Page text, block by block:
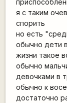
я с таким
спорить
но есть
обычно дети
жизни такое
обычно
девочками в
обычно к
достаточно